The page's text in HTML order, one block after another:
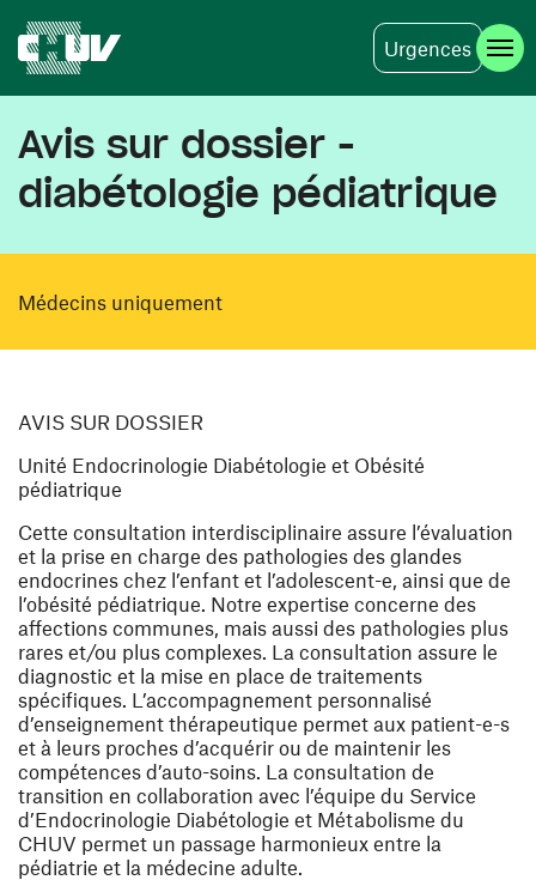
Urgences
Avis sur dossier -
diabétologie pédiatrique
Médecins uniquement
AVIS SUR DOSSIER
Unité Endocrinologie Diabétologie et Obésité
pédiatrique
Cette consultation interdisciplinaire assure l’évaluation
et la prise en charge des pathologies des glandes
endocrines chez l’enfant et l’adolescent-e, ainsi que de
l’obésité pédiatrique. Notre expertise concerne des
affections communes, mais aussi des pathologies plus
rares et/ou plus complexes. La consultation assure le
diagnostic et la mise en place de traitements
spécifiques. L’accompagnement personnalisé
d’enseignement thérapeutique permet aux patient-e-s
et à leurs proches d’acquérir ou de maintenir les
compétences d’auto-soins. La consultation de
transition en collaboration avec l’équipe du Service
d’Endocrinologie Diabétologie et Métabolisme du
CHUV permet un passage harmonieux entre la
pédiatrie et la médecine adulte.